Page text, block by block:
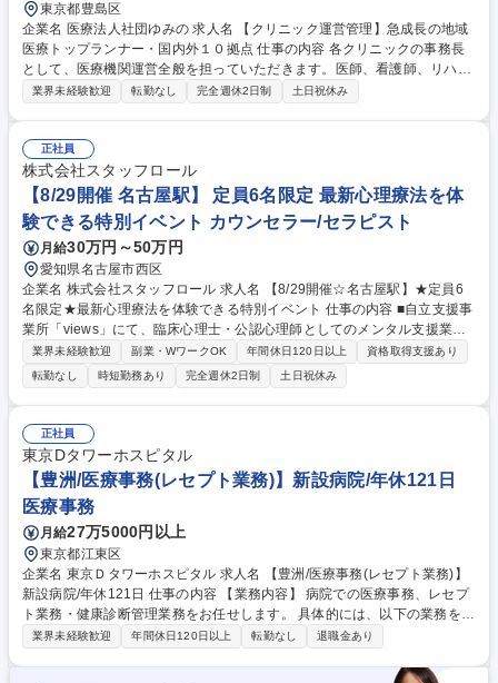
東京都豊島区
企業名 医療法人社団ゆみの 求人名 【クリニック運営管理】急成長の地域
医療トップランナー・国内外１０拠点 仕事の内容 各クリニックの事務長
として、医療機関運営全般を担っていただきます。医師、看護師、リハ
職、訪問診療コーディネーター、事務職など多職種と連携しながら、拠点
整 (3)医療現場における課題抽出、業務改善の企画・実行 (4)地域連携、紹
介元・関係機関対応 (5)数値管理、予実管理、運営状況のレポーティング
(6)経営方針を現場へ落とし込むための調整・推進 募集職種 【クリニック
運営管理】急成長の地域医療トップランナー・国内外１０拠点
業界未経験歓迎 転勤なし 完全週休2日制 土日祝休み
正社員
株式会社スタッフロール
【8/29開催 名古屋駅】 定員6名限定 最新心理療法を体
験できる特別イベント カウンセラー/セラピスト
月給30万円～50万円
愛知県名古屋市西区
企業名 株式会社スタッフロール 求人名 【8/29開催☆名古屋駅】★定員6
名限定★最新心理療法を体験できる特別イベント 仕事の内容 ■自立支援事
業所「views」にて、臨床心理士・公認心理師としてのメンタル支援業務
全般。グループアプローチや「言語的価値低減法」などを活用し、利用者
様の自立に向けたサポートを行います。 ■個別面接およびグループワーク
を通じたメンタル支援 ■「言語的価値低減法」や身体的アプローチを活用
した心理療法 ■心理教育や再発予防のプログラム企画・運営 ※まずは8/29
の体験セミナーにご参加いただき、民間支援の現場や当社のビジョンに触
れていただきます。選考要素はありませんのでお気軽にご参加ください。
募集職種 【8/29開催☆名古屋駅】★定員6名限定★最新心理療法を体験で
きる特別イベント
業界未経験歓迎 副業・WワークOK 年間休日120日以上
資格取得支援あり
転勤なし
時短勤務あり 完全週休2日制 土日祝休み
正社員
東京Dタワーホスピタル
【豊洲/医療事務(レセプト業務)】新設病院/年休121日
医療事務
月給27万5000円以上
東京都江東区
企業名 東京Ｄタワーホスピタル 求人名 【豊洲/医療事務(レセプト業務)】
新設病院/年休121日 仕事の内容 【業務内容】 病院での医療事務、レセプ
ト業務・健康診断管理業務をお任せします。 具体的には、以下の業務を中
心に担当していただきます。 ・外来・入退院受付対応、電子カルテ入力
理 ・診療報酬に関する分析・改善提案 ・健診管理業務（予約・結果報
業界未経験歓迎 年間休日120日以上 転勤なし 退職金あり